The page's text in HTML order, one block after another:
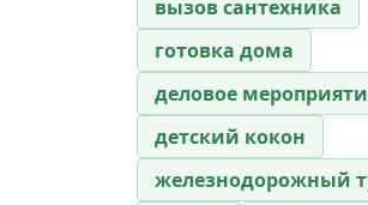
вызов сантехника
готовка дома
деловое
детский кокон
железнодорожный